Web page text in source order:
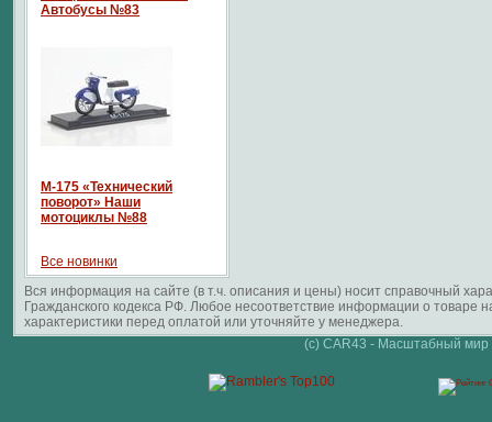
Автобусы №83
М-175 «Технический
поворот» Наши
мотоциклы №88
Все новинки
Вся информация на сайте (в т.ч. описания и цены) носит справочный
Гражданского кодекса РФ. Любое несоответствие информации о
характеристики перед оплатой или уточняйте у менеджера.
(c) CAR43 - Масштабный мир